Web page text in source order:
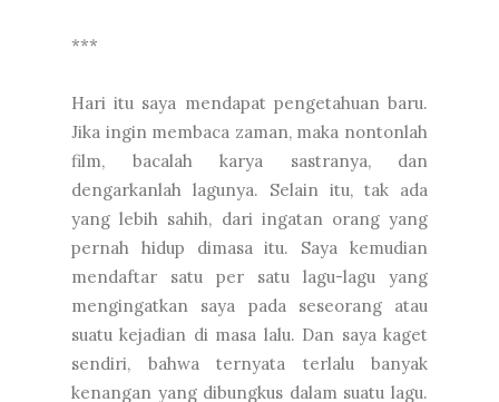
***
Hari itu saya mendapat pengetahuan baru.
Jika ingin membaca zaman, maka nontonlah
film, bacalah karya sastranya, dan
dengarkanlah lagunya. Selain itu, tak ada
yang lebih sahih, dari ingatan orang yang
pernah hidup dimasa itu. Saya kemudian
mendaftar satu per satu lagu-lagu yang
mengingatkan saya pada seseorang atau
suatu kejadian di masa lalu. Dan saya kaget
sendiri, bahwa ternyata terlalu banyak
kenangan yang dibungkus dalam suatu lagu.